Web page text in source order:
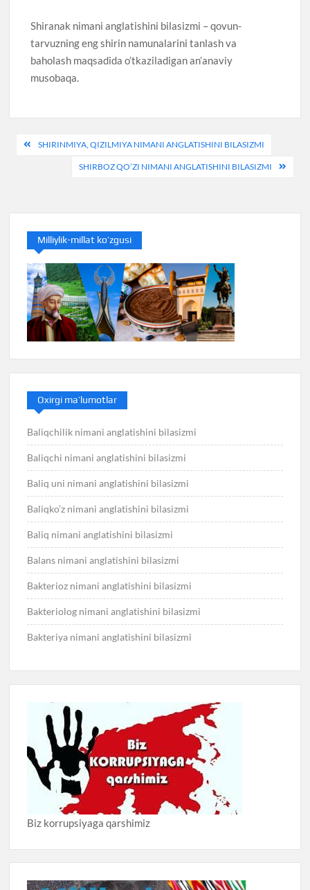
Shiranak nimani anglatishini bilasizmi – qovun-
tarvuzning eng shirin namunalarini tanlash va
baholash maqsadida o’tkaziladigan an’anaviy
musobaqa.
Post
menyusi
SHIRINMIYA, QIZILMIYA NIMANI ANGLATISHINI BILASIZMI
SHIRBOZ QO’ZI NIMANI ANGLATISHINI BILASIZMI
Milliylik-millat ko’zgusi
Oxirgi ma’lumotlar
Baliqchilik nimani anglatishini bilasizmi
Baliqchi nimani anglatishini bilasizmi
Baliq uni nimani anglatishini bilasizmi
Baliqko’z nimani anglatishini bilasizmi
Baliq nimani anglatishini bilasizmi
Balans nimani anglatishini bilasizmi
Bakterioz nimani anglatishini bilasizmi
Bakteriolog nimani anglatishini bilasizmi
Bakteriya nimani anglatishini bilasizmi
Biz korrupsiyaga qarshimiz